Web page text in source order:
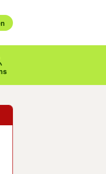
Pfeiltasten nach oben/